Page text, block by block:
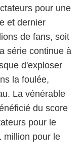
pour une
et dernier
de fans, soit
série continue à
d'exploser
la foulée,
La vénérable
du score
pour le
million pour le